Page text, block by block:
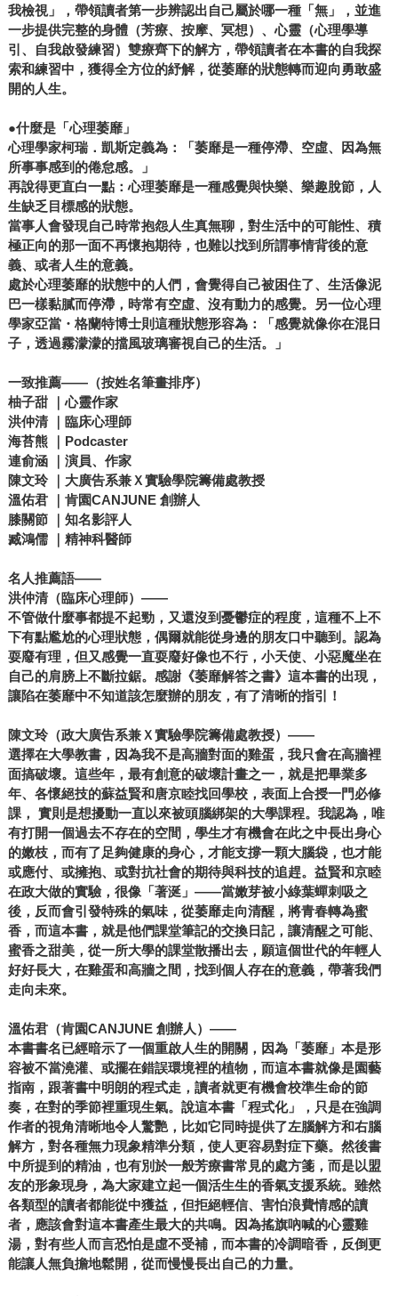
我檢視」，帶領讀者第一步辨認出自己屬於哪一種「無」，並進
一步提供完整的身體（芳療、按摩、冥想）、心靈（心理學導
引、自我啟發練習）雙療齊下的解方，帶領讀者在本書的自我探
索和練習中，獲得全方位的紓解，從萎靡的狀態轉而迎向勇敢盛
開的人生。
●什麼是「心理萎靡」
心理學家柯瑞．凱斯定義為：「萎靡是一種停滯、空虛、因為無
所事事感到的倦怠感。」
再說得更直白一點：心理萎靡是一種感覺與快樂、樂趣脫節，人
生缺乏目標感的狀態。
當事人會發現自己時常抱怨人生真無聊，對生活中的可能性、積
極正向的那一面不再懷抱期待，也難以找到所謂事情背後的意
義、或者人生的意義。
處於心理萎靡的狀態中的人們，會覺得自己被困住了、生活像泥
巴一樣黏膩而停滯，時常有空虛、沒有動力的感覺。另一位心理
學家亞當・格蘭特博士則這種狀態形容為：「感覺就像你在混日
子，透過霧濛濛的擋風玻璃審視自己的生活。」
一致推薦——（按姓名筆畫排序）
柚子甜 ｜心靈作家
洪仲清 ｜臨床心理師
海苔熊 ｜Podcaster
連俞涵 ｜演員、作家
陳文玲 ｜大廣告系兼Ｘ實驗學院籌備處教授
溫佑君 ｜肯園CANJUNE 創辦人
膝關節 ｜知名影評人
臧鴻儒 ｜精神科醫師
名人推薦語——
洪仲清（臨床心理師）——
不管做什麼事都提不起勁，又還沒到憂鬱症的程度，這種不上不
下有點尷尬的心理狀態，偶爾就能從身邊的朋友口中聽到。認為
耍廢有理，但又感覺一直耍廢好像也不行，小天使、小惡魔坐在
自己的肩膀上不斷拉鋸。感謝《萎靡解答之書》這本書的出現，
讓陷在萎靡中不知道該怎麼辦的朋友，有了清晰的指引！
陳文玲（政大廣告系兼Ｘ實驗學院籌備處教授）——
選擇在大學教書，因為我不是高牆對面的雞蛋，我只會在高牆裡
面搞破壞。這些年，最有創意的破壞計畫之一，就是把畢業多
年、各懷絕技的蘇益賢和唐京睦找回學校，表面上合授一門必修
課， 實則是想擾動一直以來被頭腦綁架的大學課程。我認為，唯
有打開一個過去不存在的空間，學生才有機會在此之中長出身心
的嫩枝，而有了足夠健康的身心，才能支撐一顆大腦袋，也才能
或應付、或擁抱、或對抗社會的期待與科技的追趕。益賢和京睦
在政大做的實驗，很像「著涎」——當嫩芽被小綠葉蟬刺吸之
後，反而會引發特殊的氣味，從萎靡走向清醒，將青春轉為蜜
香，而這本書，就是他們課堂筆記的交換日記，讓清醒之可能、
蜜香之甜美，從一所大學的課堂散播出去，願這個世代的年輕人
好好長大，在雞蛋和高牆之間，找到個人存在的意義，帶著我們
走向未來。
溫佑君（肯園CANJUNE 創辦人）——
本書書名已經暗示了一個重啟人生的開關，因為「萎靡」本是形
容被不當澆灌、或擺在錯誤環境裡的植物，而這本書就像是園藝
指南，跟著書中明朗的程式走，讀者就更有機會校準生命的節
奏，在對的季節裡重現生氣。說這本書「程式化」，只是在強調
作者的視角清晰地令人驚艷，比如它同時提供了左腦解方和右腦
解方，對各種無力現象精準分類，使人更容易對症下藥。然後書
中所提到的精油，也有別於一般芳療書常見的處方箋，而是以盟
友的形象現身，為大家建立起一個活生生的香氣支援系統。雖然
各類型的讀者都能從中獲益，但拒絕輕信、害怕浪費情感的讀
者，應該會對這本書產生最大的共鳴。因為搖旗吶喊的心靈雞
湯，對有些人而言恐怕是虛不受補，而本書的冷調暗香，反倒更
能讓人無負擔地鬆開，從而慢慢長出自己的力量。